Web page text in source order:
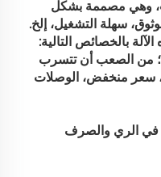
بالخصائص التالية: